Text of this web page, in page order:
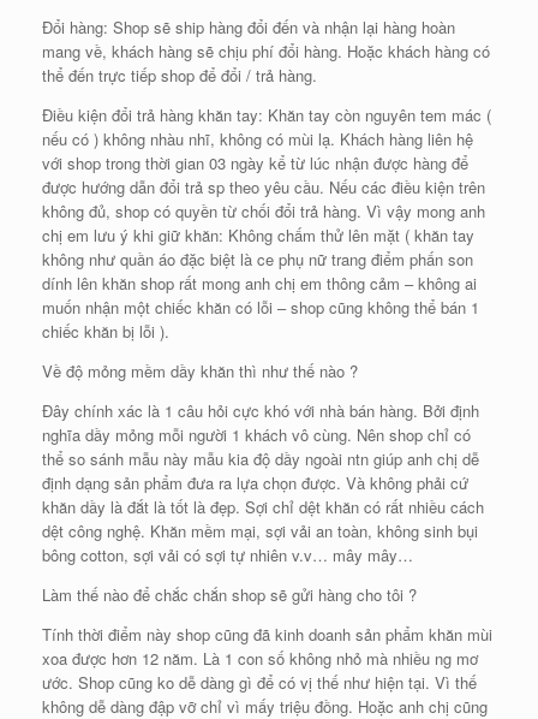
Đổi hàng: Shop sẽ ship hàng đổi đến và nhận lại hàng hoàn
mang về, khách hàng sẽ chịu phí đổi hàng. Hoặc khách hàng có
thể đến trực tiếp shop để đổi / trả hàng.
Điều kiện đổi trả hàng khăn tay: Khăn tay còn nguyên tem mác (
nếu có ) không nhàu nhĩ, không có mùi lạ. Khách hàng liên hệ
với shop trong thời gian 03 ngày kể từ lúc nhận được hàng để
được hướng dẫn đổi trả sp theo yêu cầu. Nếu các điều kiện trên
không đủ, shop có quyền từ chối đổi trả hàng. Vì vậy mong anh
chị em lưu ý khi giữ khăn: Không chấm thử lên mặt ( khăn tay
không như quần áo đặc biệt là ce phụ nữ trang điểm phấn son
dính lên khăn shop rất mong anh chị em thông cảm – không ai
muốn nhận một chiếc khăn có lỗi – shop cũng không thể bán 1
chiếc khăn bị lỗi ).
Về độ mỏng mềm dầy khăn thì như thế nào ?
Đây chính xác là 1 câu hỏi cực khó với nhà bán hàng. Bởi định
nghĩa dầy mỏng mỗi người 1 khách vô cùng. Nên shop chỉ có
thể so sánh mẫu này mẫu kia độ dầy ngoài ntn giúp anh chị dễ
định dạng sản phẩm đưa ra lựa chọn được. Và không phải cứ
khăn dầy là đắt là tốt là đẹp. Sợi chỉ dệt khăn có rất nhiều cách
dệt công nghệ. Khăn mềm mại, sợi vải an toàn, không sinh bụi
bông cotton, sợi vải có sợi tự nhiên v.v… mây mây…
Làm thế nào để chắc chắn shop sẽ gửi hàng cho tôi ?
Tính thời điểm này shop cũng đã kinh doanh sản phẩm khăn mùi
xoa được hơn 12 năm. Là 1 con số không nhỏ mà nhiều ng mơ
ước. Shop cũng ko dễ dàng gì để có vị thế như hiện tại. Vì thế
không dễ dàng đập vỡ chỉ vì mấy triệu đồng. Hoặc anh chị cũng